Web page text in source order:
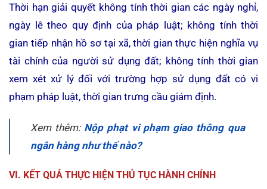
Thời hạn giải quyết không tính thời gian các ngày nghỉ,
ngày lê theo quy định của pháp luật; không tính thời
gian tiếp nhận hồ sơ tại xã, thời gian thực hiện nghĩa vụ
tài chính của người sử dụng đất; không tính thời gian
xem xét xử lý đối với trường hợp sử dụng đất có vi
phạm pháp luật, thời gian trưng cầu giám định.
Xem thêm: Nộp phạt vi phạm giao thông qua
ngân hàng như thế nào?
VI. KẾT QUẢ THỰC HIỆN THỦ TỤC HÀNH CHÍNH